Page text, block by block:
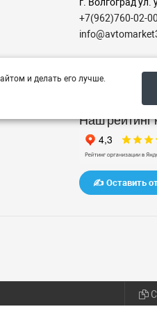
+7(962)760-02-00
пн-пт с 10:00 до
Наш рейтинг
✍️ Оставить
и делать его лучше.